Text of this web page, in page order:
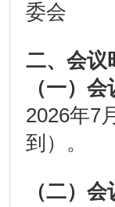
委会
二、 会议
（一）会
2026年7
到）。
（二）会